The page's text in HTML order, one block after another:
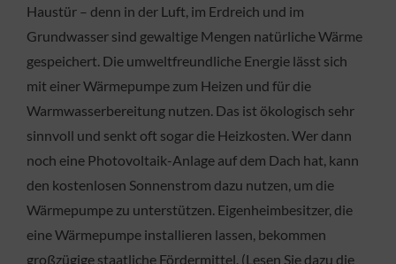
Haustür – denn in der Luft, im Erdreich und im
Grundwasser sind gewaltige Mengen natürliche Wärme
gespeichert. Die umweltfreundliche Energie lässt sich
mit einer Wärmepumpe zum Heizen und für die
Warmwasserbereitung nutzen. Das ist ökologisch sehr
sinnvoll und senkt oft sogar die Heizkosten. Wer dann
noch eine Photovoltaik-Anlage auf dem Dach hat, kann
den kostenlosen Sonnenstrom dazu nutzen, um die
Wärmepumpe zu unterstützen. Eigenheimbesitzer, die
eine Wärmepumpe installieren lassen, bekommen
großzügige staatliche Fördermittel. (Lesen Sie dazu die